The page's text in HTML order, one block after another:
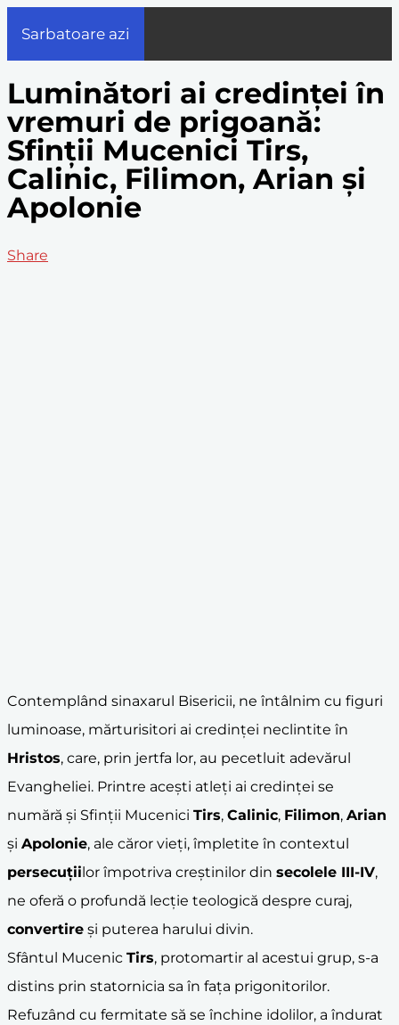
Sarbatoare azi
Luminători ai credinței în
vremuri de prigoană:
Sfinții Mucenici Tirs,
Calinic, Filimon, Arian și
Apolonie
Share
Contemplând sinaxarul Bisericii, ne întâlnim cu figuri
luminoase, mărturisitori ai credinței neclintite în
Hristos, care, prin jertfa lor, au pecetluit adevărul
Evangheliei. Printre acești atleți ai credinței se
numără și Sfinții Mucenici Tirs, Calinic, Filimon, Arian
și Apolonie, ale căror vieți, împletite în contextul
persecuțiilor împotriva creștinilor din secolele III-IV,
ne oferă o profundă lecție teologică despre curaj,
convertire și puterea harului divin.
Sfântul Mucenic Tirs, protomartir al acestui grup, s-a
distins prin statornicia sa în fața prigonitorilor.
Refuzând cu fermitate să se închine idolilor, a îndurat